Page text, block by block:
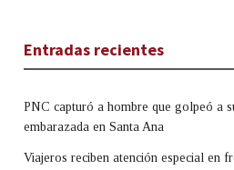
Entradas recientes
PNC capturó a hombre que golpeó a
embarazada en Santa Ana
Viajeros reciben atención especial en